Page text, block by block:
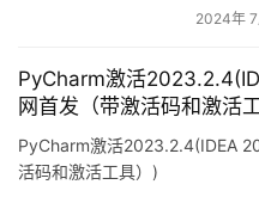
2024年
PyCharm激活
网首发（带激活码和激活
PyCharm激活2023.2.4(IDEA
活码和激活工具）)